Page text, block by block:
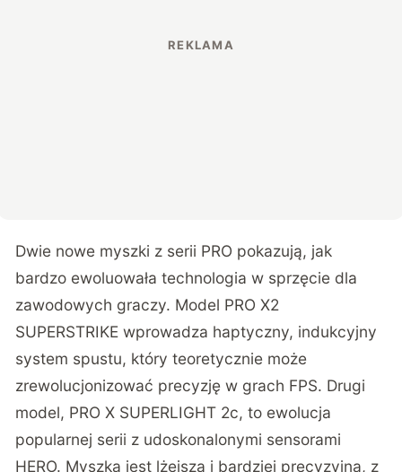
Dwie nowe myszki z serii PRO pokazują, jak
bardzo ewoluowała technologia w sprzęcie dla
zawodowych graczy. Model PRO X2
SUPERSTRIKE wprowadza haptyczny, indukcyjny
system spustu, który teoretycznie może
zrewolucjonizować precyzję w grach FPS. Drugi
model, PRO X SUPERLIGHT 2c, to ewolucja
popularnej serii z udoskonalonymi sensorami
HERO. Myszka jest lżejsza i bardziej precyzyjna, z